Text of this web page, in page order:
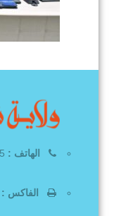
الهاتف :
الفاكس :